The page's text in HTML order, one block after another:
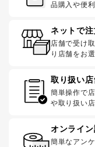
品購入や便
ネットで
店舗で受け
り店舗をお
取り扱い
簡単操作で
や取り扱い
オンライ
簡単なアン